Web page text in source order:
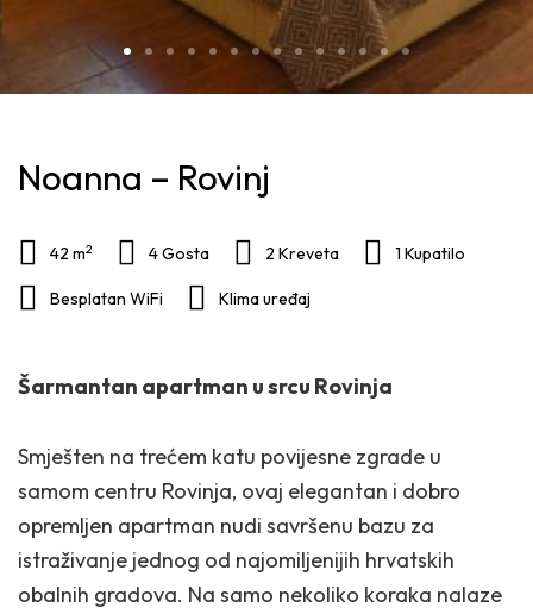
Noanna – Rovinj
42 m2 4 Gosta 2 Kreveta 1 Kupatilo
Besplatan WiFi Klima uređaj
Šarmantan apartman u srcu Rovinja
Smješten na trećem katu povijesne zgrade u
samom centru Rovinja, ovaj elegantan i dobro
opremljen apartman nudi savršenu bazu za
istraživanje jednog od najomiljenijih hrvatskih
obalnih gradova. Na samo nekoliko koraka nalaze